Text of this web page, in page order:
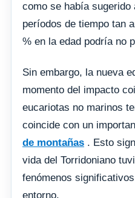
como se había sugerido
períodos de tiempo tan
% en la edad podría no
Sin embargo, la nueva
momento del impacto
eucariotas no marinos
coincide con un
de montañas . Esto
vida del Torridoniano
fenómenos
entorno.